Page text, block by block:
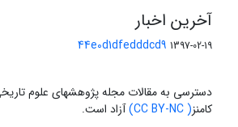
آخرین اخبار
44e0d1dfedddcd9 1397-02-19
دسترسی به مقالات مجله پژوهشهای علوم
کامنز( CC BY-NC) آزاد است.